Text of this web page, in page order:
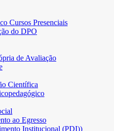
Cursos Presenciais
do DPO
de Avaliação
Científica
ao Egresso
Institucional (PDI))